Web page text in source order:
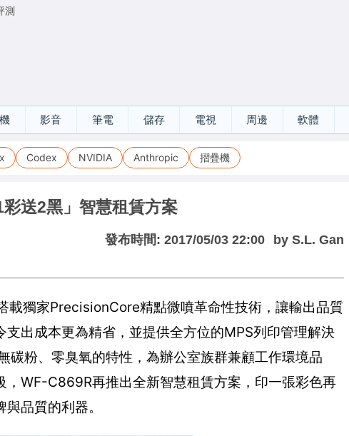
測
影音 筆電 儲存 電視 周邊 軟體
Codex NVIDIA Anthropic 摺疊機
送2黑」智慧租賃方案
發布時間: 2017/05/03 22:00 by S.L. Gan
獨家PrecisionCore精點微噴革命性技術，讓輸出品質
出成本更為精省，並提供全方位的MPS列印管理解決
粉、零臭氧的特性，為辦公室族群兼顧工作環境品
WF-C869R再推出全新智慧租賃方案，印一張彩色再
品質的利器。